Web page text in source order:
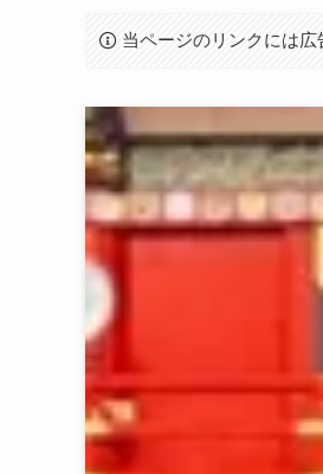
当ページのリンクには広